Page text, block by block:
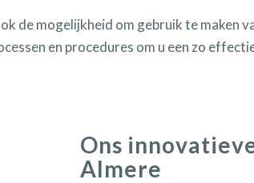
de mogelijkheid om gebruik te maken
en procedures om u een zo
Ons
Almere